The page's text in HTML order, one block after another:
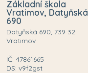
Základní škola
Vratimov, Datyňská
690
Datyňská 690, 739 32
Vratimov
IČ: 47861665
DS: v9f2gst